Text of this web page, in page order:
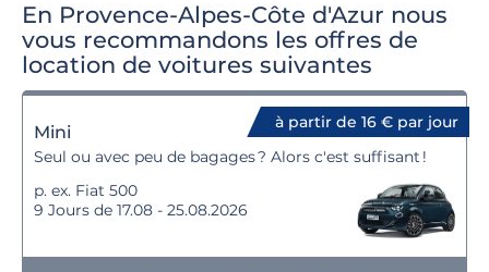
En Provence-Alpes-Côte d'Azur nous
vous recommandons les offres de
location de voitures suivantes
à partir de 16 € par jour
Mini
Seul ou avec peu de bagages ? Alors c'est suffisant !
p. ex. Fiat 500
9 Jours de 17.08 - 25.08.2026